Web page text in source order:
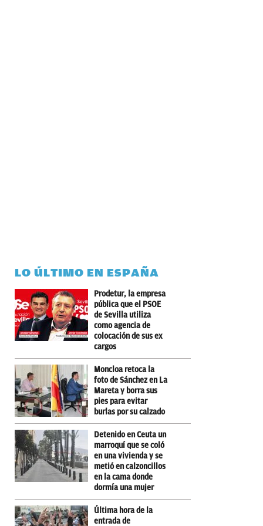
LO ÚLTIMO EN ESPAÑA
Prodetur, la empresa
pública que el PSOE
de Sevilla utiliza
como agencia de
colocación de sus ex
cargos
Moncloa retoca la
foto de Sánchez en La
Mareta y borra sus
pies para evitar
burlas por su calzado
Detenido en Ceuta un
marroquí que se coló
en una vivienda y se
metió en calzoncillos
en la cama donde
dormía una mujer
Última hora de la
entrada de